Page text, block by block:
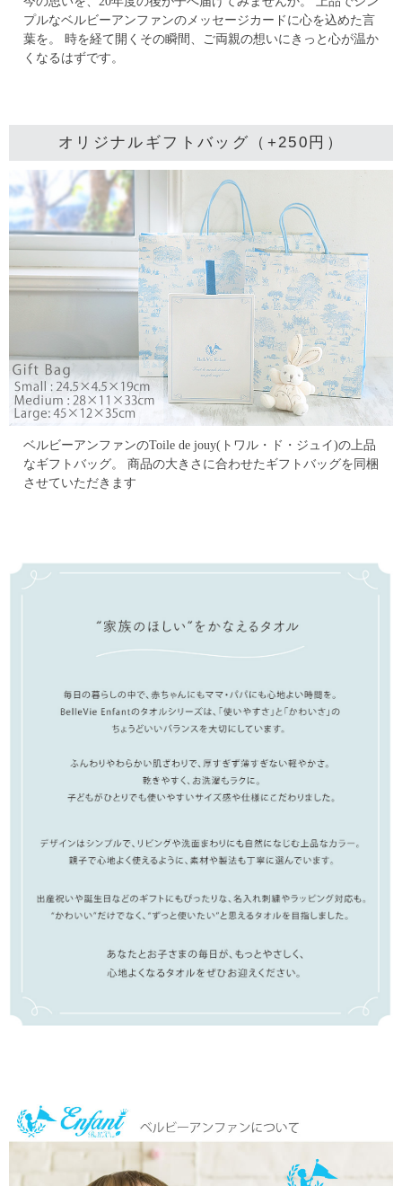
プルなベルビーアンファンのメッセージカードに心を込めた言
葉を。
時を経て開くその瞬間、ご両親の想いにきっと心が温か
くなるはずです。
オリジナルギフトバッグ（+250円）
ベルビーアンファンのToile de jouy(トワル・ド・ジュイ)の上品
なギフトバッグ。
商品の大きさに合わせたギフトバッグを同梱
させていただきます